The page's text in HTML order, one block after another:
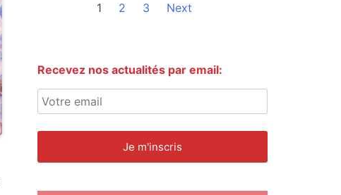
1 2 3 Next
Recevez nos actualités par email: